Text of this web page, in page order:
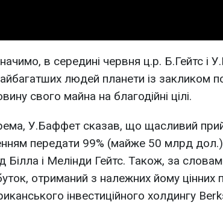
в середині червня ц.р. Б.Гейтс і
людей планети із закликом
свого майна на благодійні цілі.
У.Баффет сказав, що щасливий
передати 99% (майже 50 млрд дол.)
Білла і Мелінди Гейтс. Також, за
отриманий з належних йому цінних
інвестиційного холдингу